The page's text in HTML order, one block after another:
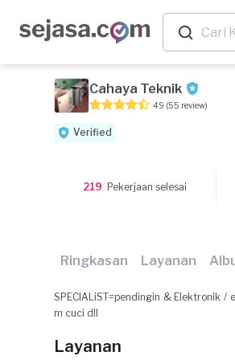
Cahaya Teknik
4.9 (55 review)
Verified
219 Pekerjaan selesai
Ringkasan Layanan
SPECIALiST=pendingin & Elektronik
m cuci dll
Layanan